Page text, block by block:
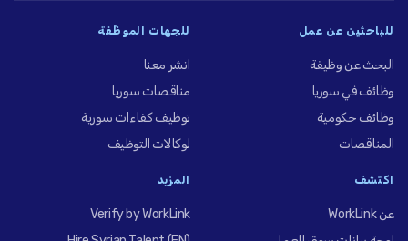
للباحثين عن عمل
البحث عن وظيفة
وظائف في سوريا
وظائف حكومية
المناقصات
للجهات الموظِّفة
انشر معنا
مناقصات سوريا
توظيف كفاءات سورية
لوكالات التوظيف
اكتشف
عن WorkLink
المزيد
Verify by WorkLink